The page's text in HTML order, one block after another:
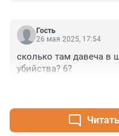
Гость
26 мая 2025, 17:54
сколько там давеча в
убийства? 6?